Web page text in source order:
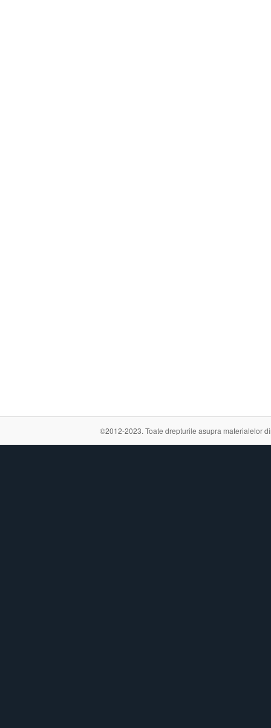
©2012-2023. Toate drepturile asupra materialelor